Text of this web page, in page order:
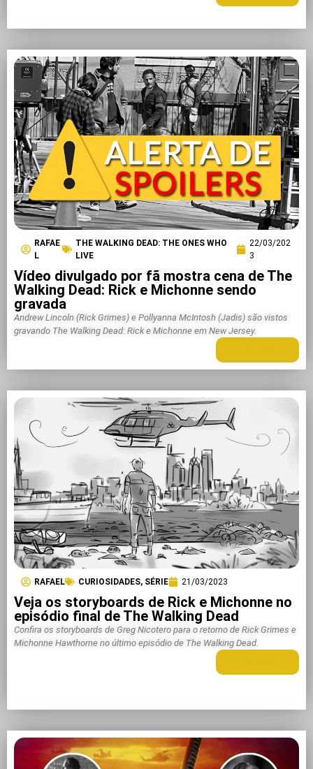
RAFAE
L
THE WALKING DEAD: THE ONES WHO
LIVE
22/03/202
3
Vídeo divulgado por fã mostra cena de The
Walking Dead: Rick e Michonne sendo
gravada
Andrew Lincoln (Rick Grimes) e Pollyanna McIntosh (Jadis) são vistos
gravando The Walking Dead: Rick e Michonne em New Jersey.
RAFAEL CURIOSIDADES, SÉRIE 21/03/2023
Veja os storyboards de Rick e Michonne no
episódio final de The Walking Dead
Confira os storyboards de Greg Nicotero para o retorno de Rick Grimes e
Michonne Hawthorne no último episódio de The Walking Dead.